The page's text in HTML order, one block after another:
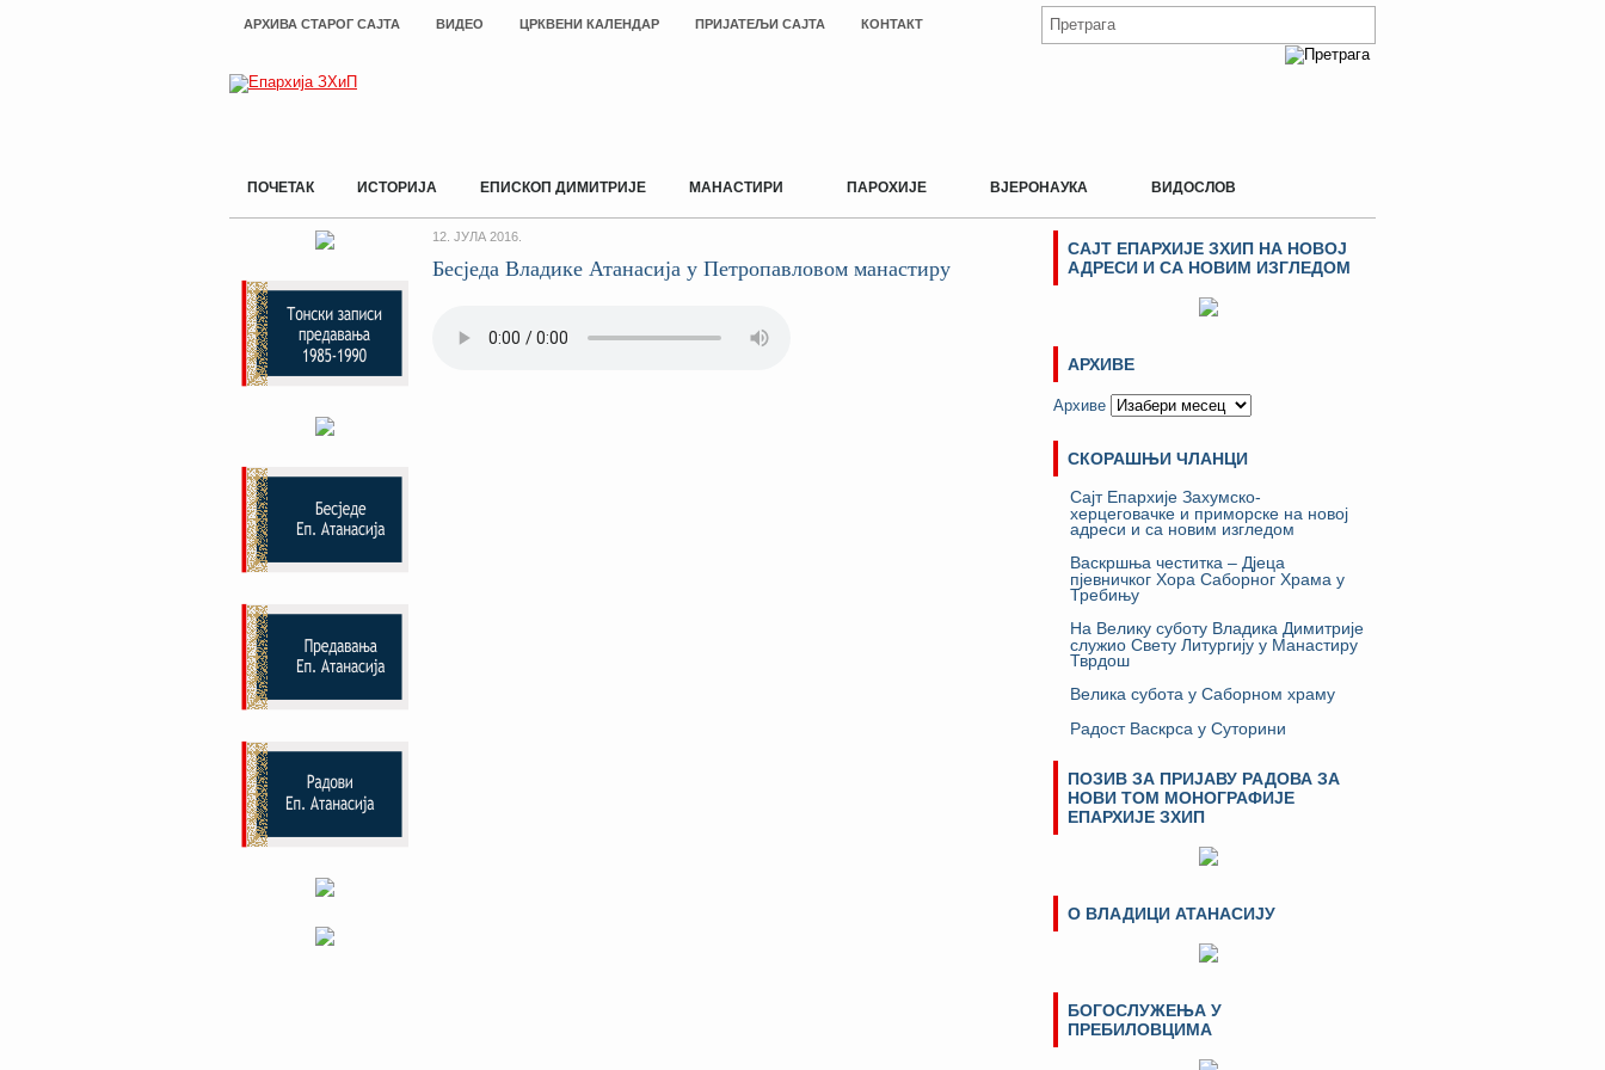
АРХИВА СТАРОГ САЈТА ВИДЕО ЦРКВЕНИ КАЛЕНДАР ПРИЈАТЕЉИ САЈТА КОНТАКТ
ПОЧЕТАК ИСТОРИЈА ЕПИСКОП ДИМИТРИЈЕ МАНАСТИРИ ПАРОХИЈЕ ВЈЕРОНАУКА ВИДОСЛОВ
12. ЈУЛА 2016.
Бесједа Владике Атанасија у Петропавловом манастиру
САЈТ ЕПАРХИЈЕ ЗХИП НА НОВОЈ
АДРЕСИ И СА НОВИМ ИЗГЛЕДОМ
АРХИВЕ
Архиве
СКОРАШЊИ ЧЛАНЦИ
Сајт Епархије Захумско-
херцеговачке и приморске на новој
адреси и са новим изгледом
Васкршња честитка – Дјеца
пјевничког Хора Саборног Храма у
Требињу
На Велику суботу Владика Димитрије
служио Свету Литургију у Манастиру
Тврдош
Велика субота у Саборном храму
Радост Васкрса у Суторини
ПОЗИВ ЗА ПРИЈАВУ РАДОВА ЗА
НОВИ ТОМ МОНОГРАФИЈЕ
ЕПАРХИЈЕ ЗХИП
О ВЛАДИЦИ АТАНАСИЈУ
БОГОСЛУЖЕЊА У
ПРЕБИЛОВЦИМА